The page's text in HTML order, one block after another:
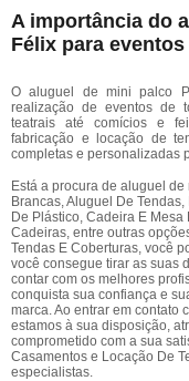
A importância do
Félix para eventos
O aluguel de mini palco
realização de eventos de
teatrais até comícios e
fabricação e locação de
completas e personalizadas
Está a procura de aluguel
Brancas, Aluguel De
De Plástico, Cadeira E
Cadeiras, entre outras
Tendas E Coberturas, você
você consegue tirar as suas
contar com os melhores
conquista sua confiança e
marca. Ao entrar em contato
estamos à sua disposição,
comprometido com a sua
Casamentos e Locação De
especialistas.